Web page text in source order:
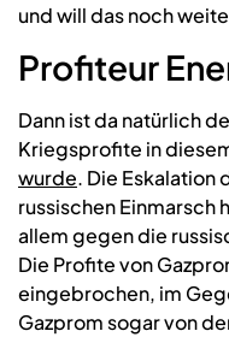
und will das noch
Profiteur
Dann ist da natürlich
Kriegsprofite in
wurde. Die Eskalation
russischen Einmarsch
allem gegen die
Die Profite von
eingebrochen, im
Gazprom sogar von